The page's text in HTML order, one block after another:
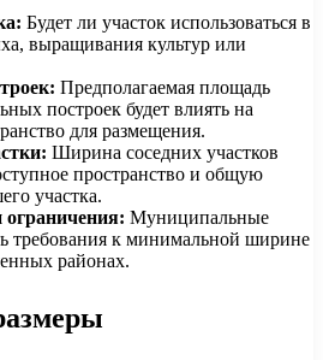
Будет ли участок использоваться в
выращивания культур или
Предполагаемая площадь
построек будет влиять на
для размещения.
Ширина соседних участков
пространство и общую
участка.
Муниципальные
требования к минимальной ширине
районах.